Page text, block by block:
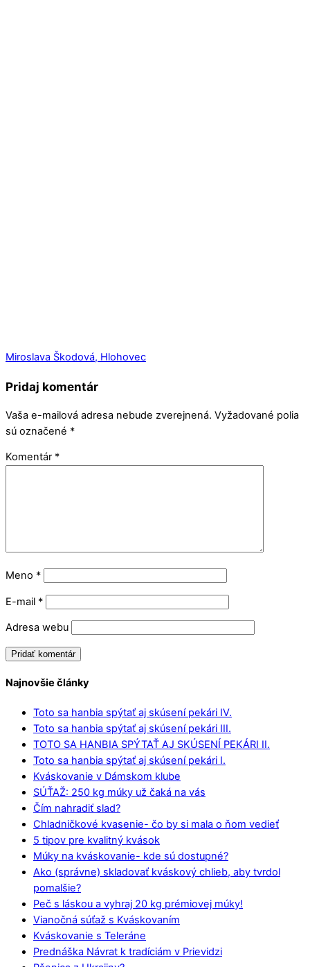
Miroslava Škodová, Hlohovec
Pridaj komentár
Vaša e-mailová adresa nebude zverejnená. Vyžadované polia
sú označené *
Komentár *
Meno *
E-mail *
Adresa webu
Najnovšie články
Toto sa hanbia spýtať aj skúsení pekári IV.
Toto sa hanbia spýtať aj skúsení pekári III.
TOTO SA HANBIA SPÝTAŤ AJ SKÚSENÍ PEKÁRI II.
Toto sa hanbia spýtať aj skúsení pekári I.
Kváskovanie v Dámskom klube
SÚŤAŽ: 250 kg múky už čaká na vás
Čím nahradiť slad?
Chladničkové kvasenie- čo by si mala o ňom vedieť
5 tipov pre kvalitný kvások
Múky na kváskovanie- kde sú dostupné?
Ako (správne) skladovať kváskový chlieb, aby tvrdol
pomalšie?
Peč s láskou a vyhraj 20 kg prémiovej múky!
Vianočná súťaž s Kváskovaním
Kváskovanie s Teleráne
Prednáška Návrat k tradíciám v Prievidzi